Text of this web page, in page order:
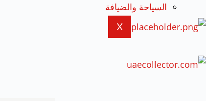
السياحة والضيافة
X